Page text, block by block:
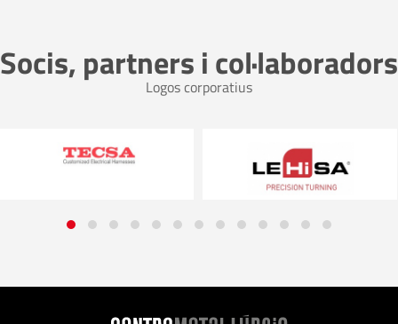
Socis, partners i col·laboradors
Logos corporatius